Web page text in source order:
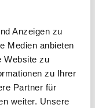
Anzeigen zu
Medien anbieten
Website zu
zu Ihrer
Partner für
weiter. Unsere
ist online
und steht zum